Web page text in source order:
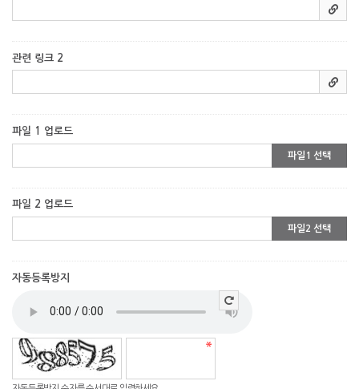
관련 링크 2
파일 1 업로드
파일1 선택
파일 2 업로드
파일2 선택
자동등록방지